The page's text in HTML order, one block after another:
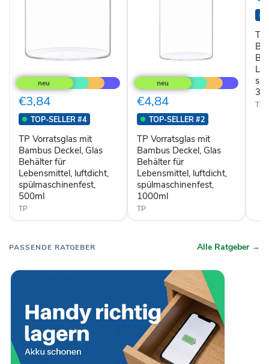
Vorratsglas
mit
Bambus
Deckel,
Glas
Behälter
für
Lebensmittel,
luftdicht,
spülmaschinenfest,
500ml
€3,84
TOP-SELLER #4
TP Vorratsglas mit
Bambus Deckel, Glas
Behälter für
Lebensmittel, luftdicht,
spülmaschinenfest,
500ml
TP
Vorratsglas
mit
Bambus
Deckel,
Glas
Behälter
für
Lebensmittel,
luftdicht,
spülmaschinenfest,
1000ml
€4,84
TOP-SELLER #2
TP Vorratsglas mit
Bambus Deckel, Glas
Behälter für
Lebensmittel, luftdicht,
spülmaschinenfest,
1000ml
TP
Glas
für
TP
TP
PASSENDE RATGEBER Alle Ratgeber →